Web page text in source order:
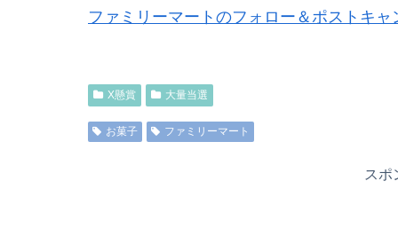
ファミリーマートのフォロー＆ポストキャ
X懸賞 大量当選
お菓子 ファミリーマート
スポ